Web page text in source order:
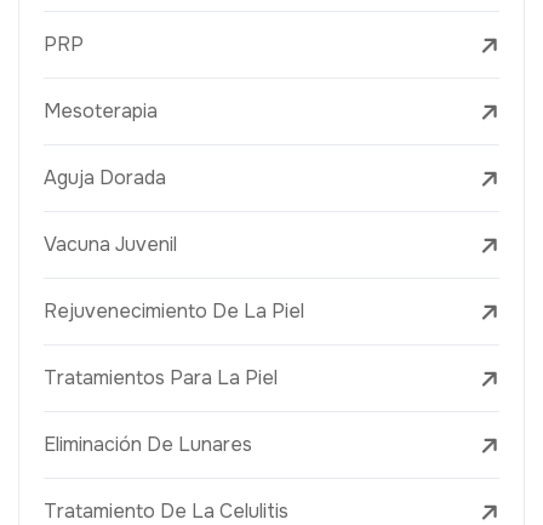
PRP
Mesoterapia
Aguja Dorada
Vacuna Juvenil
Rejuvenecimiento De La Piel
Tratamientos Para La Piel
Eliminación De Lunares
Tratamiento De La Celulitis